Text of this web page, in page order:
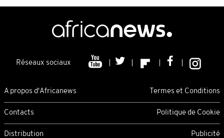
Réseaux sociaux
A propos d'Africanews Termes et Conditions
Contacts Politique de Cookie
Distribution Publicité